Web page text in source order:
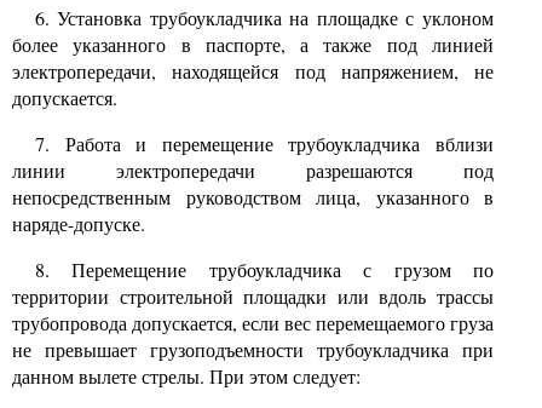
6. Установка трубоукладчика на площадке с уклоном
более указанного в паспорте, а также под линией
электропередачи, находящейся под напряжением, не
допускается.
7. Работа и перемещение трубоукладчика вблизи
линии электропередачи разрешаются под
непосредственным руководством лица, указанного в
наряде-допуске.
8. Перемещение трубоукладчика с грузом по
территории строительной площадки или вдоль трассы
трубопровода допускается, если вес перемещаемого груза
не превышает грузоподъемности трубоукладчика при
данном вылете стрелы. При этом следует: